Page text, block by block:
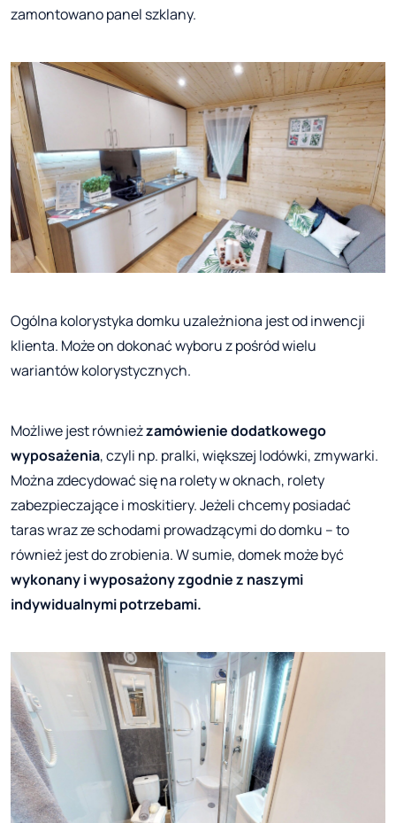
zamontowano panel szklany.
Ogólna kolorystyka domku uzależniona jest od inwencji
klienta. Może on dokonać wyboru z pośród wielu
wariantów kolorystycznych.
Możliwe jest równieżzamówienie dodatkowego
wyposażenia, czyli np. pralki, większej lodówki, zmywarki.
Można zdecydować się na rolety w oknach, rolety
zabezpieczające i moskitiery. Jeżeli chcemy posiadać
taras wraz ze schodami prowadzącymi do domku – to
również jest do zrobienia. W sumie, domek może być
wykonany i wyposażony zgodnie z naszymi
indywidualnymi potrzebami.